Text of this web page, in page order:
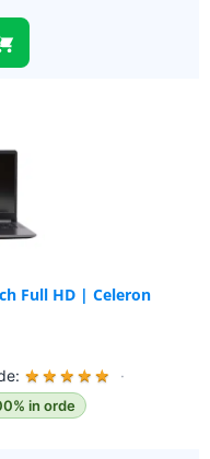
Full HD | Celeron
★ ★ ★ ★ ★
·
in orde